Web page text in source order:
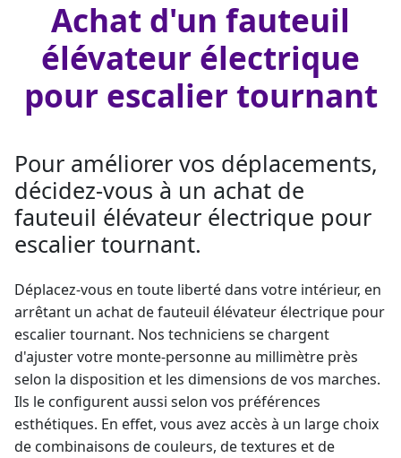
Achat d'un fauteuil
élévateur électrique
pour escalier tournant
Pour améliorer vos déplacements,
décidez-vous à un achat de
fauteuil élévateur électrique pour
escalier tournant.
Déplacez-vous en toute liberté dans votre intérieur, en
arrêtant un achat de fauteuil élévateur électrique pour
escalier tournant. Nos techniciens se chargent
d'ajuster votre monte-personneau millimètre près
selon la disposition et les dimensions de vos marches.
Ils le configurent aussi selon vos préférences
esthétiques. En effet, vous avez accès à un large choix
de combinaisons de couleurs, de textures et de